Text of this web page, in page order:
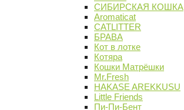
СИБИРСКАЯ КОШКА
Aromaticat
CATLITTER
БРАВА
Кот в лотке
Котяра
Кошки Матрёшки
Mr.Fresh
HAKASE AREKKUSU
Little Friends
Пи-Пи-Бент